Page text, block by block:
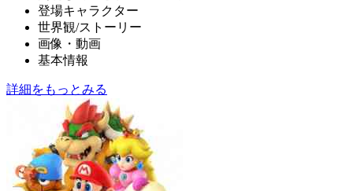
登場キャラクター
世界観/ストーリー
画像・動画
基本情報
詳細をもっとみる